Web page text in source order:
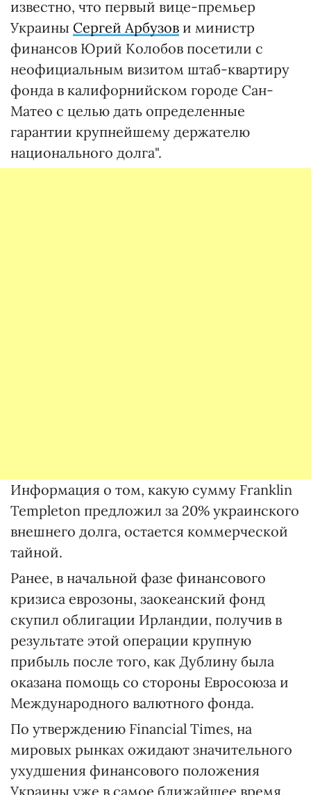
известно, что первый вице-премьер
Украины Сергей Арбузов и министр
финансов Юрий Колобов посетили с
неофициальным визитом штаб-квартиру
фонда в калифорнийском городе Сан-
Матео с целью дать определенные
гарантии крупнейшему держателю
национального долга".
Информация о том, какую сумму Franklin
Templeton предложил за 20% украинского
внешнего долга, остается коммерческой
тайной.
Ранее, в начальной фазе финансового
кризиса еврозоны, заокеанский фонд
скупил облигации Ирландии, получив в
результате этой операции крупную
прибыль после того, как Дублину была
оказана помощь со стороны Евросоюза и
Международного валютного фонда.
По утверждению Financial Times, на
мировых рынках ожидают значительного
ухудшения финансового положения
Украины уже в самое ближайшее время.